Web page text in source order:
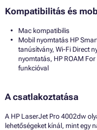
Kompatibilitás és
Mac kompatibilis
Mobil nyomtatás HP
tanúsítvány, Wi-Fi Direct
nyomtatás, HP ROAM
funkcióval
A csatlakoztatása
A HP LaserJet Pro 4002dw
lehetőségeket kínál, mint egy